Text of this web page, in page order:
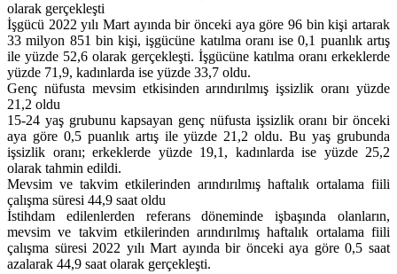
olarak gerçekleşti
İşgücü 2022 yılı Mart ayında bir önceki aya göre 96 bin kişi artarak
33 milyon 851 bin kişi, işgücüne katılma oranı ise 0,1 puanlık artış
ile yüzde 52,6 olarak gerçekleşti. İşgücüne katılma oranı erkeklerde
yüzde 71,9, kadınlarda ise yüzde 33,7 oldu.
Genç nüfusta mevsim etkisinden arındırılmış işsizlik oranı yüzde
21,2 oldu
15-24 yaş grubunu kapsayan genç nüfusta işsizlik oranı bir önceki
aya göre 0,5 puanlık artış ile yüzde 21,2 oldu. Bu yaş grubunda
işsizlik oranı; erkeklerde yüzde 19,1, kadınlarda ise yüzde 25,2
olarak tahmin edildi.
Mevsim ve takvim etkilerinden arındırılmış haftalık ortalama fiili
çalışma süresi 44,9 saat oldu
İstihdam edilenlerden referans döneminde işbaşında olanların,
mevsim ve takvim etkilerinden arındırılmış haftalık ortalama fiili
çalışma süresi 2022 yılı Mart ayında bir önceki aya göre 0,5 saat
azalarak 44,9 saat olarak gerçekleşti.